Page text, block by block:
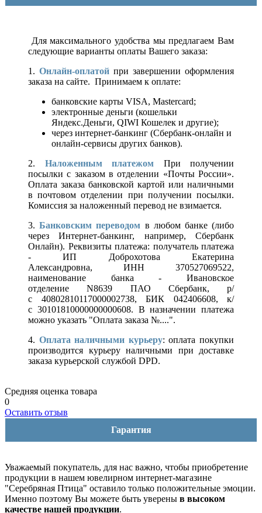
Для максимального удобства мы предлагаем Вам
следующие варианты оплаты Вашего заказа:
1. Онлайн-оплатой при завершении оформления
заказа на сайте. Принимаем к оплате:
банковские карты VISA, Mastercard;
электронные деньги (кошельки
Яндекс.Деньги, QIWI Кошелек и другие);
через интернет-банкинг (Сбербанк-онлайн и
онлайн-сервисы других банков).
2. Наложенным платежом При получении
посылки с заказом в отделении «Почты России».
Оплата заказа банковской картой или наличными
в почтовом отделении при получении посылки.
Комиссия за наложенный перевод не взимается.
3.Банковским переводом в любом банке (либо
через Интернет-банкинг, например, Сбербанк
Онлайн). Реквизиты платежа: получатель платежа
- ИП Доброхотова Екатерина
Александровна, ИНН 370527069522,
наименование банка - Ивановское
отделение N8639 ПАО Сбербанк, р/
с 40802810117000002738, БИК 042406608, к/
с 30101810000000000608. В назначении платежа
можно указать "Оплата заказа №....".
4. Оплата наличными курьеру: оплата покупки
производится курьеру наличными при доставке
заказа курьерской службой DPD.
Средняя оценка товара
0
Оставить отзыв
Гарантия
Уважаемый покупатель, для нас важно, чтобы приобретение
продукции в нашем ювелирном интернет-магазине
"Серебряная Птица" оставило только положительные эмоции.
Именно поэтому Вы можете быть уверены в высоком
качестве нашей продукции.